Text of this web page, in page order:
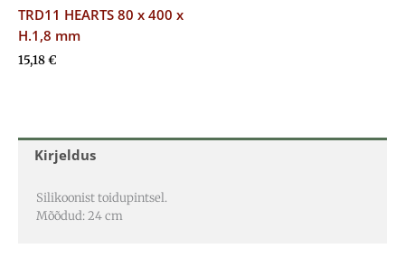
Kirjeldus
Silikoonist toidupintsel.
Mõõdud: 24 cm
TRD11 HEARTS 80 x 400 x
H.1,8 mm
15,18€